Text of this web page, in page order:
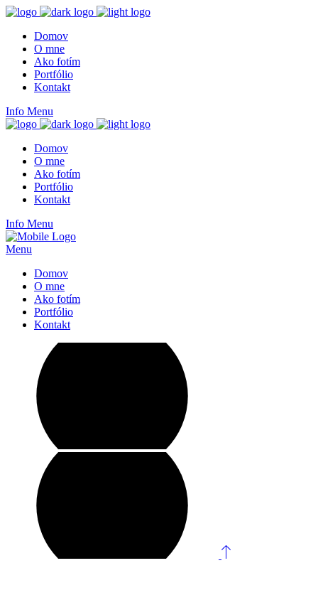
Domov
O mne
Ako fotím
Portfólio
Kontakt
Info Menu
Domov
O mne
Ako fotím
Portfólio
Kontakt
Info Menu
Menu
Domov
O mne
Ako fotím
Portfólio
Kontakt